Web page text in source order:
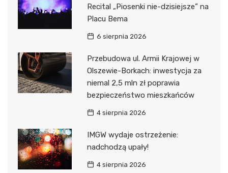
Recital „Piosenki nie-dzisiejsze” na
Placu Bema
6 sierpnia 2026
Przebudowa ul. Armii Krajowej w
Olszewie-Borkach: inwestycja za
niemal 2,5 mln zł poprawia
bezpieczeństwo mieszkańców
4 sierpnia 2026
IMGW wydaje ostrzeżenie:
nadchodzą upały!
4 sierpnia 2026